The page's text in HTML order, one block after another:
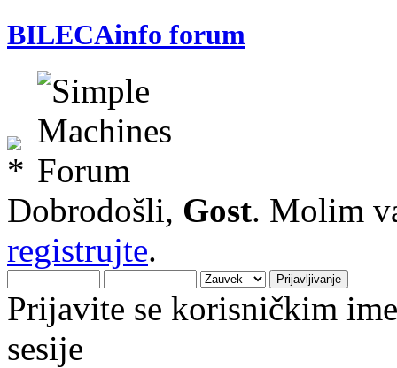
BILECAinfo forum
Dobrodošli, Gost. Molim
registrujte.
Prijavite se korisničkim
sesije